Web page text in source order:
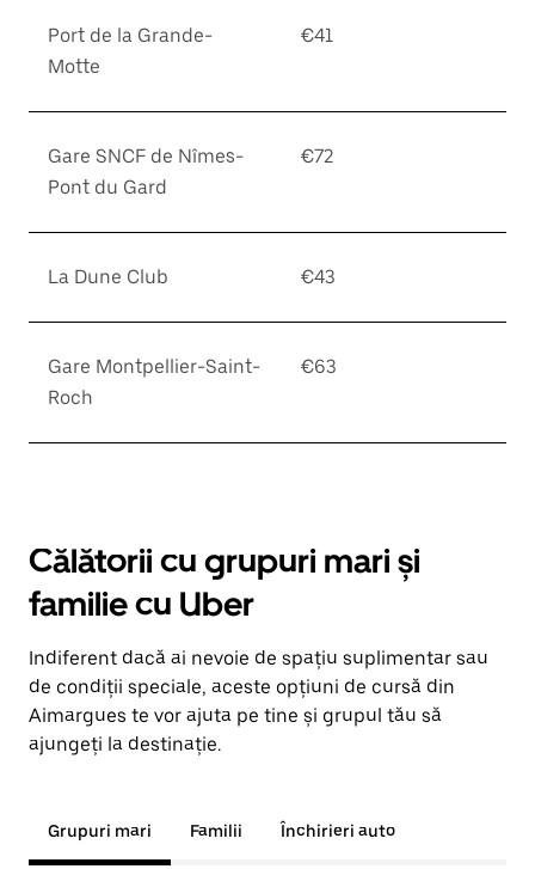
Port de la Grande-
Motte
€41
Gare SNCF de Nîmes-
Pont du Gard
€72
La Dune Club €43
Gare Montpellier-Saint-
Roch
€63
Călătorii cu grupuri mari și
familie cu Uber
Indiferent dacă ai nevoie de spațiu suplimentar sau
de condiții speciale, aceste opțiuni de cursă din
Aimargues te vor ajuta pe tine și grupul tău să
ajungeți la destinație.
Grupuri mari Familii Închirieri auto